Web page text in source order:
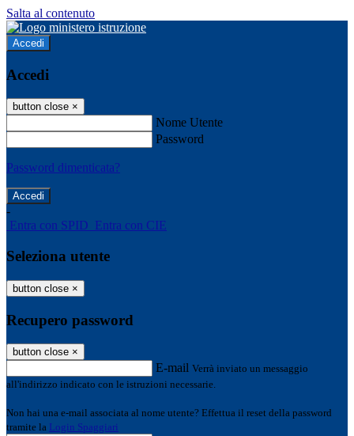
Salta al contenuto
Accedi
Accedi
button close ×
Nome Utente
Password
Password dimenticata?
-
Entra con SPID Entra con CIE
Seleziona utente
button close ×
Recupero password
button close ×
E-mail Verrà inviato un messaggio
all'indirizzo indicato con le istruzioni necessarie.
Non hai una e-mail associata al nome utente? Effettua il reset della password
tramite la Login Spaggiari